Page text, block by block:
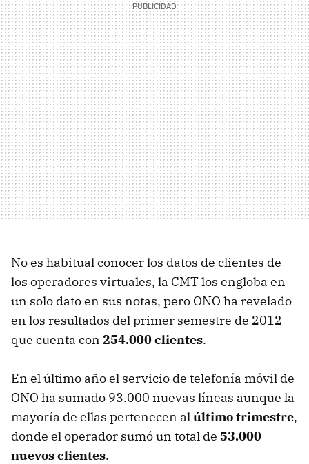
No es habitual conocer los datos de clientes de
los operadores virtuales, la CMTlos engloba en
un solo dato en sus notas, pero ONO ha revelado
en los resultados del primer semestre de 2012
que cuenta con 254.000 clientes.
En el último año el servicio de telefonía móvil de
ONO ha sumado 93.000 nuevas líneas aunque la
mayoría de ellas pertenecen alúltimo trimestre,
donde el operador sumó un total de 53.000
nuevos clientes.